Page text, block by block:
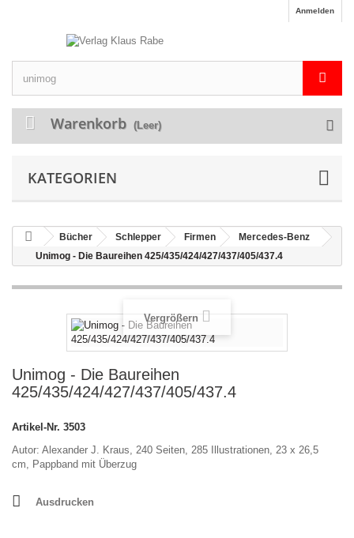
Anmelden
Warenkorb (Leer)
KATEGORIEN
Bücher Schlepper Firmen
Mercedes-Benz
Unimog - Die Baureihen 425/435/424/427/437/405/437.4
Vergrößern
Unimog - Die Baureihen
425/435/424/427/437/405/437.4
Artikel-Nr. 3503
Autor: Alexander J. Kraus, 240 Seiten, 285 Illustrationen, 23 x 26,5
cm, Pappband mit Überzug
Ausdrucken